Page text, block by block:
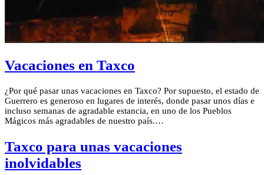
Vacaciones en Taxco
¿Por qué pasar unas vacaciones en Taxco? Por supuesto, el estado de
Guerrero es generoso en lugares de interés, donde pasar unos días e
incluso semanas de agradable estancia, en uno de los Pueblos
Mágicos más agradables de nuestro país.…
Taxco para unas vacaciones
inolvidables